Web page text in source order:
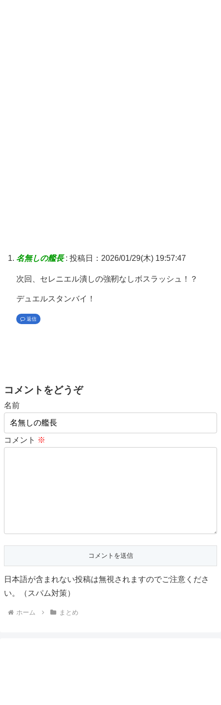
名無しの艦長: 投稿日：2026/01/29(木) 19:57:47
次回、セレニエル潰しの強靭なしボスラッシュ！？
デュエルスタンバイ！
返信
コメントをどうぞ
名前
コメント ※
日本語が含まれない投稿は無視されますのでご注意くださ
い。（スパム対策）
ホーム まとめ